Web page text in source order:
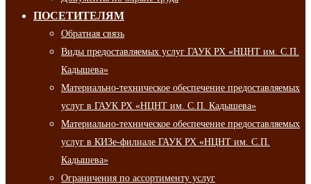
ПОСЕТИТЕЛЯМ
Обратная связь
Виды предоставляемых услуг ГАУК РХ «НЦНТ им. С.П.
Кадышева»
Материально-техническое обеспечение предоставляемых
услуг в ГАУК РХ «НЦНТ им. С.П. Кадышева»
Материально-техническое обеспечение предоставляемых
услуг в КИЗе-филиале ГАУК РХ «НЦНТ им. С.П.
Кадышева»
Ограничения по ассортименту услуг